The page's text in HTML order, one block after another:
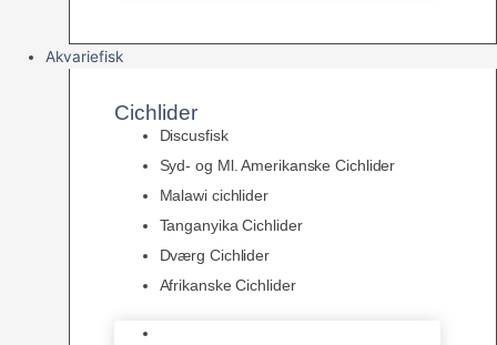
Akvariefisk
Cichlider
Discusfisk
Syd- og Ml. Amerikanske Cichlider
Malawi cichlider
Tanganyika Cichlider
Dværg Cichlider
Afrikanske Cichlider